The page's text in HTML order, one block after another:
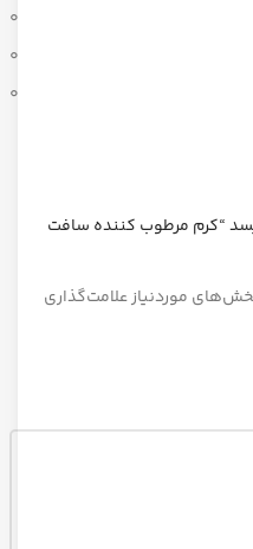
0
0
0
“کرم مرطوب کننده سافت
موردنیاز علامت‌گذاری